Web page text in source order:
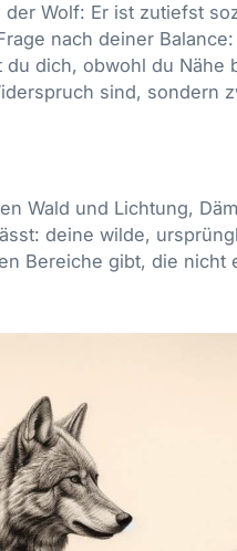
Wolf: Er ist zutiefst
nach deiner
dich, obwohl du Nähe
sind, sondern
Wald und Lichtung,
deine wilde,
Bereiche gibt, die nicht